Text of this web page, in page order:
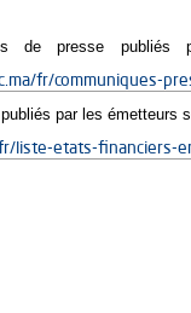
de presse
fr/communiques-
par les émetteurs
liste-etats-financiers-